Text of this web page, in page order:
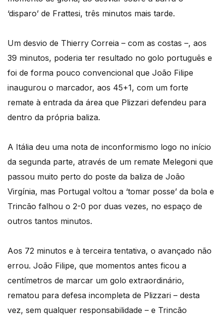
‘disparo’ de Frattesi, três minutos mais tarde.
Um desvio de Thierry Correia – com as costas –, aos
39 minutos, poderia ter resultado no golo português e
foi de forma pouco convencional que João Filipe
inaugurou o marcador, aos 45+1, com um forte
remate à entrada da área que Plizzari defendeu para
dentro da própria baliza.
A Itália deu uma nota de inconformismo logo no início
da segunda parte, através de um remate Melegoni que
passou muito perto do poste da baliza de João
Virgínia, mas Portugal voltou a ‘tomar posse’ da bola e
Trincão falhou o 2-0 por duas vezes, no espaço de
outros tantos minutos.
Aos 72 minutos e à terceira tentativa, o avançado não
errou. João Filipe, que momentos antes ficou a
centímetros de marcar um golo extraordinário,
rematou para defesa incompleta de Plizzari – desta
vez, sem qualquer responsabilidade – e Trincão